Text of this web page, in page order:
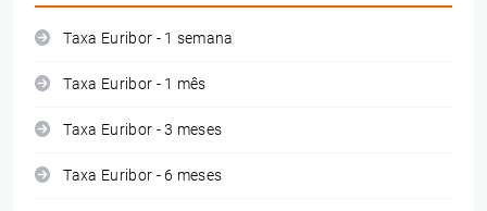
Taxa Euribor - 1 semana
Taxa Euribor - 1 mês
Taxa Euribor - 3 meses
Taxa Euribor - 6 meses